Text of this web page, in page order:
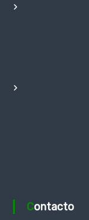
Contacto